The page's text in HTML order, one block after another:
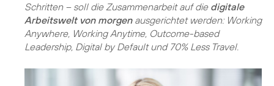
Schritten – soll die Zusammenarbeit auf die digitale
Arbeitswelt von morgenausgerichtet werden: Working
Anywhere, Working Anytime, Outcome-based
Leadership, Digital by Default und 70% Less Travel.